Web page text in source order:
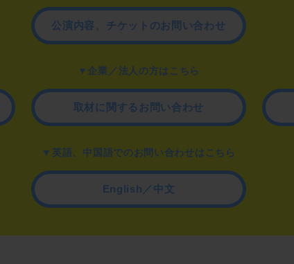
公演内容、チケットのお問い合わせ
▼企業／法人の方はこちら
取材に関するお問い合わせ
▼英語、中国語でのお問い合わせはこちら
English／中文